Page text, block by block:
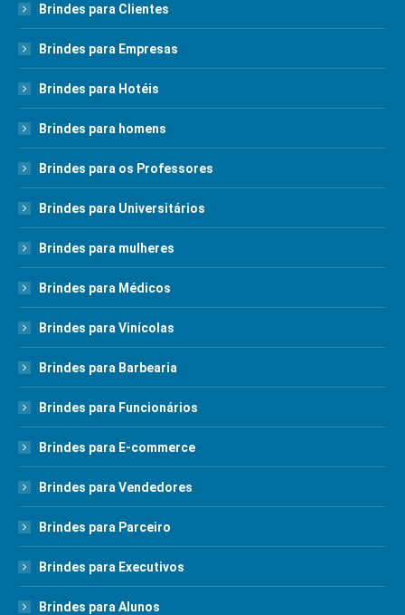
Brindes para Clientes
Brindes para Empresas
Brindes para Hotéis
Brindes para homens
Brindes para os Professores
Brindes para Universitários
Brindes para mulheres
Brindes para Médicos
Brindes para Vinícolas
Brindes para Barbearia
Brindes para Funcionários
Brindes para E-commerce
Brindes para Vendedores
Brindes para Parceiro
Brindes para Executivos
Brindes para Alunos